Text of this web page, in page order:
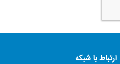
ارتباط با شبکه